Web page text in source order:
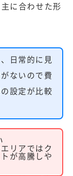
に合わせた形
日常的に見
ないので費
設定が比較
リアではク
が高騰しや